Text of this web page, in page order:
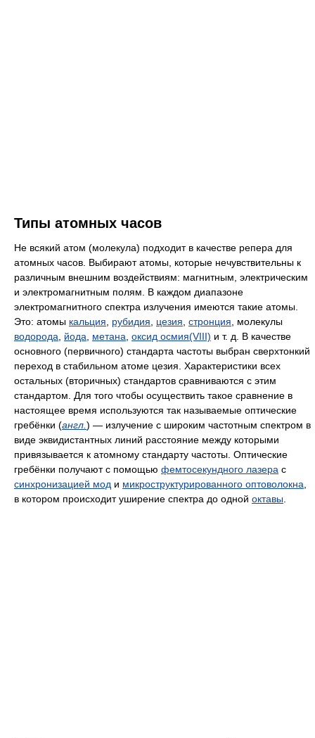
Типы атомных часов
Не всякий атом (молекула) подходит в качестве репера для
атомных часов. Выбирают атомы, которые нечувствительны к
различным внешним воздействиям: магнитным, электрическим
и электромагнитным полям. В каждом диапазоне
электромагнитного спектра излучения имеются такие атомы.
Это: атомы кальция, рубидия, цезия, стронция, молекулы
водорода, йода, метана, оксид осмия(VIII) и т. д. В качестве
основного (первичного) стандарта частоты выбран сверхтонкий
переход в стабильном атоме цезия. Характеристики всех
остальных (вторичных) стандартов сравниваются с этим
стандартом. Для того чтобы осуществить такое сравнение в
настоящее время используются так называемые оптические
гребёнки (англ.) — излучение с широким частотным спектром в
виде эквидистантных линий расстояние между которыми
привязывается к атомному стандарту частоты. Оптические
гребёнки получают с помощью фемтосекундного лазера с
синхронизацией мод и микроструктурированного оптоволокна,
в котором происходит уширение спектра до одной октавы.